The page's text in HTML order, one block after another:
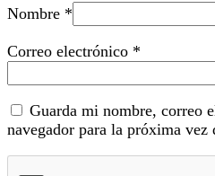
Nombre *
Correo electrónico *
Guarda mi nombre, correo
navegador para la próxima vez